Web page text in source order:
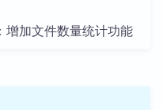
增加文件数量统计功能